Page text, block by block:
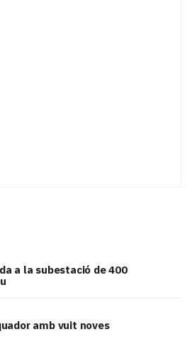
a la subestació de 400
amb vuit noves